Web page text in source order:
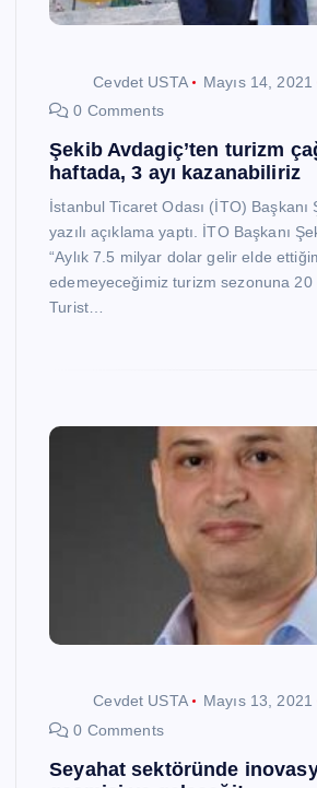
Cevdet USTA
Mayıs 14, 2021
0 Comments
Şekib Avdagiç’ten turizm
haftada, 3 ayı kazanabiliriz
İstanbul Ticaret Odası (İTO) Başkanı
yazılı açıklama yaptı. İTO Başkanı
“Aylık 7.5 milyar dolar gelir elde
edemeyeceğimiz turizm sezonuna 20
Turist…
Cevdet USTA
Mayıs 13, 2021
0 Comments
Seyahat sektöründe